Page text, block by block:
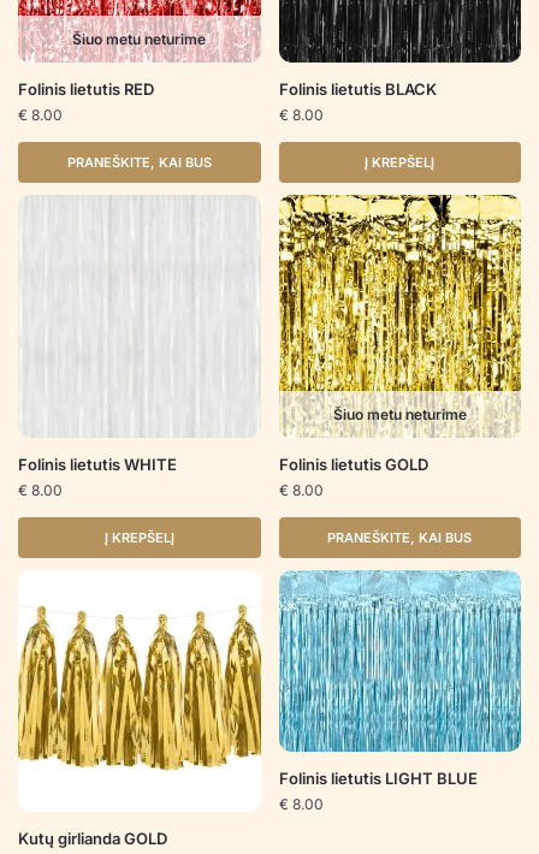
Šiuo metu neturime
Folinis lietutis RED
€ 8.00
PRANEŠKITE, KAI BUS
Folinis lietutis BLACK
€ 8.00
Į KREPŠELĮ
Folinis lietutis WHITE
€ 8.00
Į KREPŠELĮ
Šiuo metu neturime
Folinis lietutis GOLD
€ 8.00
PRANEŠKITE, KAI BUS
Kutų girlianda GOLD
Folinis lietutis LIGHT BLUE
€ 8.00